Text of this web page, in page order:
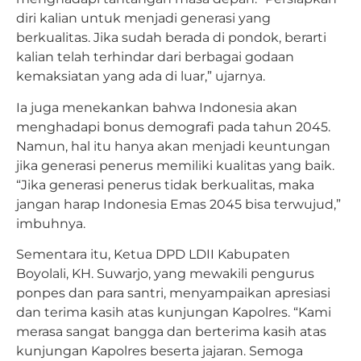
diri kalian untuk menjadi generasi yang
berkualitas. Jika sudah berada di pondok, berarti
kalian telah terhindar dari berbagai godaan
kemaksiatan yang ada di luar,” ujarnya.
Ia juga menekankan bahwa Indonesia akan
menghadapi bonus demografi pada tahun 2045.
Namun, hal itu hanya akan menjadi keuntungan
jika generasi penerus memiliki kualitas yang baik.
“Jika generasi penerus tidak berkualitas, maka
jangan harap Indonesia Emas 2045 bisa terwujud,”
imbuhnya.
Sementara itu, Ketua DPD LDII Kabupaten
Boyolali, KH. Suwarjo, yang mewakili pengurus
ponpes dan para santri, menyampaikan apresiasi
dan terima kasih atas kunjungan Kapolres. “Kami
merasa sangat bangga dan berterima kasih atas
kunjungan Kapolres beserta jajaran. Semoga